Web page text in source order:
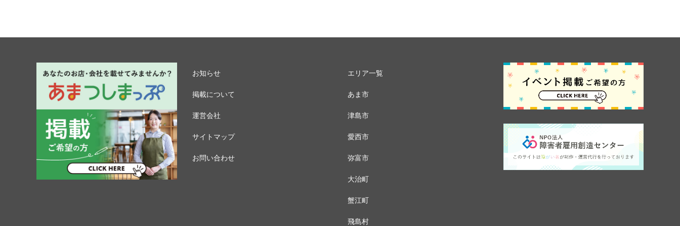
お知らせ
掲載について
運営会社
サイトマップ
お問い合わせ
エリア一覧
あま市
津島市
愛西市
弥富市
大治町
蟹江町
飛島村